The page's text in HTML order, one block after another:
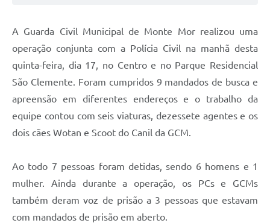
A Guarda Civil Municipal de Monte Mor realizou uma
operação conjunta com a Polícia Civil na manhã desta
quinta-feira, dia 17, no Centro e no Parque Residencial
São Clemente. Foram cumpridos 9 mandados de busca e
apreensão em diferentes endereços e o trabalho da
equipe contou com seis viaturas, dezessete agentes e os
dois cães Wotan e Scoot do Canil da GCM.
Ao todo 7 pessoas foram detidas, sendo 6 homens e 1
mulher. Ainda durante a operação, os PCs e GCMs
também deram voz de prisão a 3 pessoas que estavam
com mandados de prisão em aberto.